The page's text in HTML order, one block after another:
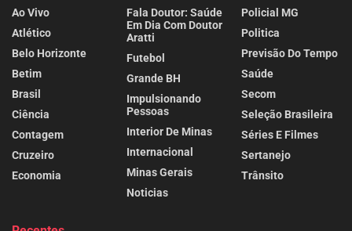
Ao Vivo
Atlético
Belo Horizonte
Betim
Brasil
Ciência
Contagem
Cruzeiro
Economia
Fala Doutor: Saúde
Em Dia Com Doutor
Aratti
Futebol
Grande BH
Impulsionando
Pessoas
Interior De Minas
Internacional
Minas Gerais
Noticias
Policial MG
Politica
Previsão Do Tempo
Saúde
Secom
Seleção Brasileira
Séries E Filmes
Sertanejo
Trânsito